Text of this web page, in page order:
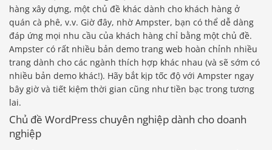
hàng xây dựng, một chủ đề khác dành cho khách hàng ở
quán cà phê, v.v. Giờ đây, nhờ Ampster, bạn có thể dễ dàng
đáp ứng mọi nhu cầu của khách hàng chỉ bằng một chủ đề.
Ampster có rất nhiều bản demo trang web hoàn chỉnh nhiều
trang dành cho các ngành thích hợp khác nhau (và sẽ sớm có
nhiều bản demo khác!). Hãy bắt kịp tốc độ với Ampster ngay
bây giờ và tiết kiệm thời gian cũng như tiền bạc trong tương
lai.
Chủ đề WordPress chuyên nghiệp dành cho doanh
nghiệp